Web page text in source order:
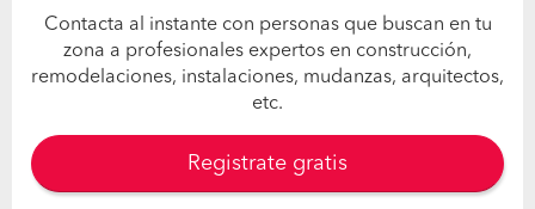
Contacta al instante con personas que buscan en tu
zona a profesionales expertos en construcción,
remodelaciones, instalaciones, mudanzas, arquitectos,
etc.
Registrate gratis